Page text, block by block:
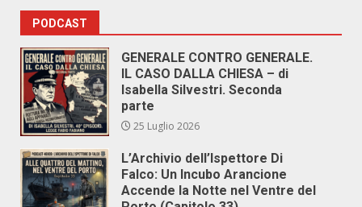
PODCAST
GENERALE CONTRO GENERALE.
IL CASO DALLA CHIESA – di
Isabella Silvestri. Seconda
parte
25 Luglio 2026
L’Archivio dell’Ispettore Di
Falco: Un Incubo Arancione
Accende la Notte nel Ventre del